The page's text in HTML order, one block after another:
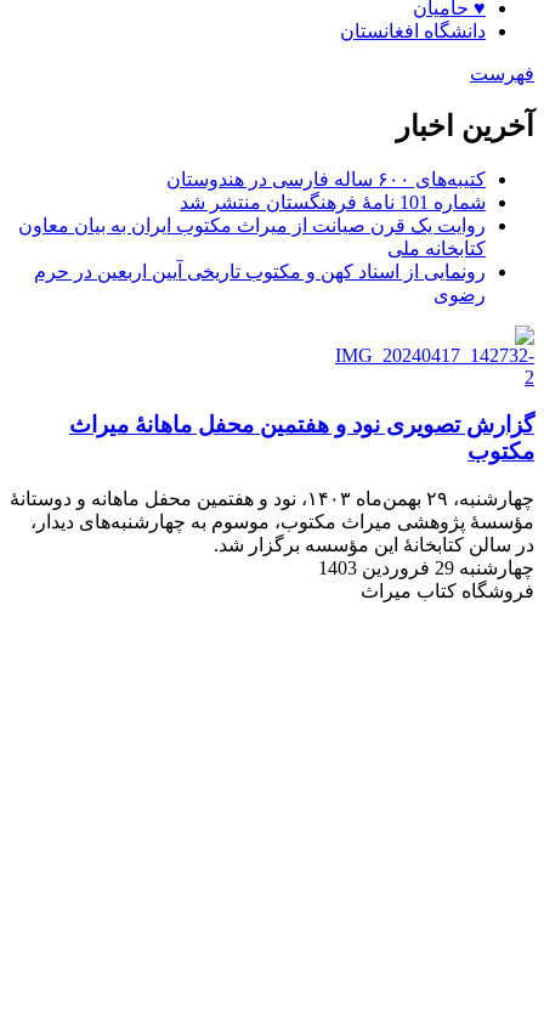
♥ حامیان
دانشگاه افغانستان
فهرست
آخرین اخبار
کتیبه‌های ۶۰۰ ساله فارسی در هندوستان
شماره 101 نامۀ فرهنگستان منتشر شد
روایت یک قرن صیانت از میراث مکتوب ایران به بیان معاون
کتابخانه ملی
رونمایی از اسناد کهن و مکتوب تاریخی آیین اربعین در حرم
رضوی
گزارش تصویری نود و هفتمین محفل ماهانۀ میراث
مکتوب
چهارشنبه، ۲۹ بهمن‌ماه ۱۴۰۳، نود و هفتمین محفل ماهانه و دوستانۀ
مؤسسۀ پژوهشی میراث مکتوب، موسوم به چهارشنبه‌های دیدار،
در سالن کتابخانۀ این مؤسسه برگزار شد.
چهارشنبه 29 فروردین 1403
فروشگاه کتاب میراث